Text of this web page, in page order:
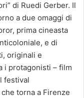
di Ruedi Gerber. Il
a due omaggi di
prima cineasta
e di
originali e
i protagonisti – film
festival
torna a Firenze